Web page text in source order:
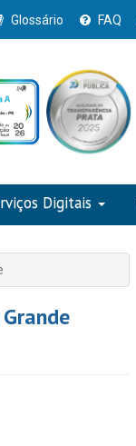
Glossário FAQ
Digitais